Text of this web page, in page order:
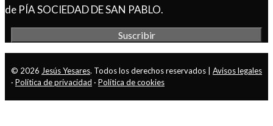
de PÍA SOCIEDAD DE SAN PABLO.
© 2026 Jesús Yesares. Todos los derechos reservados | Avisos legales
· Política de privacidad · Política de cookies